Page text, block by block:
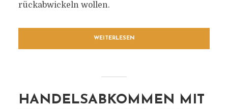
rückabwickeln wollen.
WEITERLESEN
HANDELSABKOMMEN MIT